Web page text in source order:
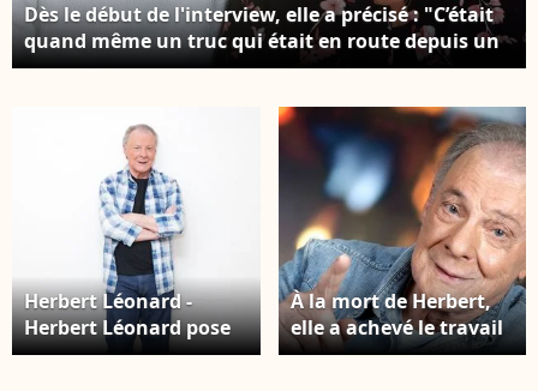
Dès le début de l'interview, elle a précisé : "C’était
quand même un truc qui était en route depuis un
moment, depuis pas mal de mois" Herbert Leonard
2016/12/2016 Photo : JLPPA / Bestimage
Herbert Léonard -
Herbert Léonard pose
en marge de sa venue
À la mort de Herbert,
elle a achevé le travail
qu’il avait commencé